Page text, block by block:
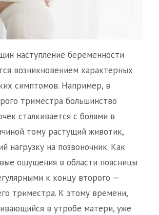
наступление беременности
возникновением характерных
симптомов. Например, в
триместра большинство
сталкивается с болями в
тому растущий животик,
нагрузку на позвоночник. Как
ощущения в области поясницы
к концу второго —
триместра. К этому времени,
в утробе матери, уже